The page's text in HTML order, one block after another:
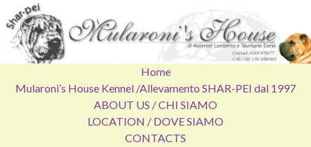
Home
Mularoni’s House Kennel /Allevamento SHAR-PEI dal 1997
ABOUT US / CHI SIAMO
LOCATION / DOVE SIAMO
CONTACTS